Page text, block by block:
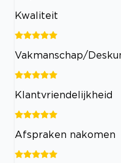
Kwaliteit
Vakmanschap/
Klantvriendelijkheid
Afspraken nakomen